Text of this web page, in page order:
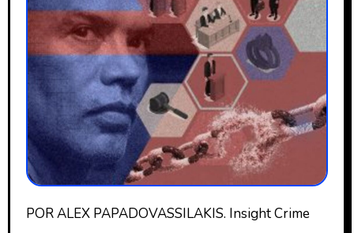
POR ALEX PAPADOVASSILAKIS. Insight Crime